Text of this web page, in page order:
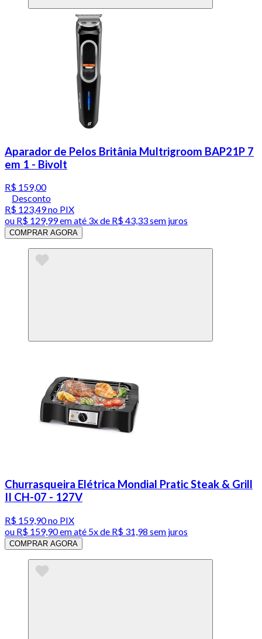
Aparador de Pelos Britânia Multrigroom BAP21P 7
em 1 - Bivolt
R$ 159,00
Desconto
R$ 123,49no PIX
ou R$ 129,99em até 3x de R$ 43,33 sem juros
COMPRAR AGORA
Churrasqueira Elétrica Mondial Pratic Steak & Grill
II CH-07 - 127V
R$ 159,90no PIX
ou R$ 159,90em até 5x de R$ 31,98 sem juros
COMPRAR AGORA